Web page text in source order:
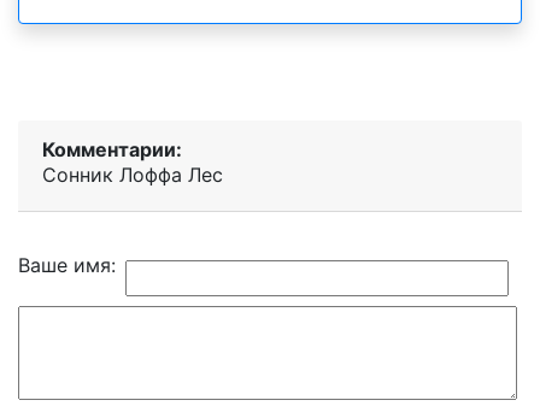
Комментарии:
Сонник Лоффа Лес
Ваше имя: